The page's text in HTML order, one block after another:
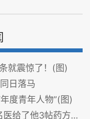
就震惊了！(图)
日落马
度青年人物”(图)
帖药方，奇迹出现了……